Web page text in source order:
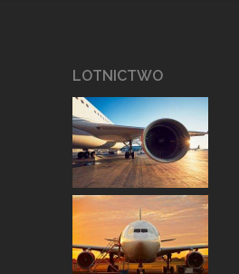
LOTNICTWO